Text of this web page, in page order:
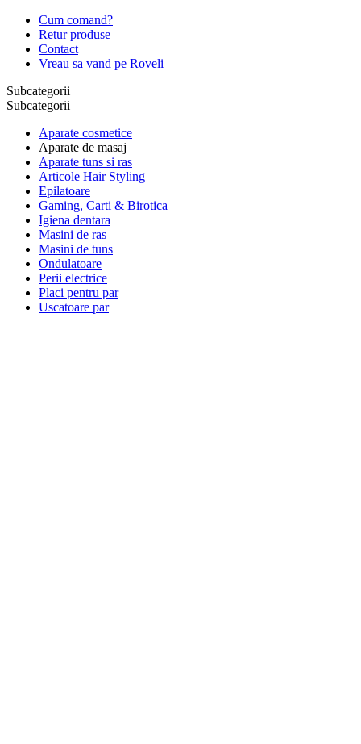
Cum comand?
Retur produse
Contact
Vreau sa vand pe Roveli
Subcategorii
Subcategorii
Aparate cosmetice
Aparate de masaj
Aparate tuns si ras
Articole Hair Styling
Epilatoare
Gaming, Carti & Birotica
Igiena dentara
Masini de ras
Masini de tuns
Ondulatoare
Perii electrice
Placi pentru par
Uscatoare par